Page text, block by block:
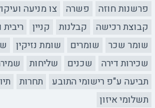
פרשנות חוזה
פשרה צו מניעה
קבוצת רכישה
קבלנות קניין
שומר שכר
שומרים שומת נזיקין
שכירות דירה
שכנים שליחות
תביעה ע"פ רישומי התובע
תחרות
תשלומי איזון